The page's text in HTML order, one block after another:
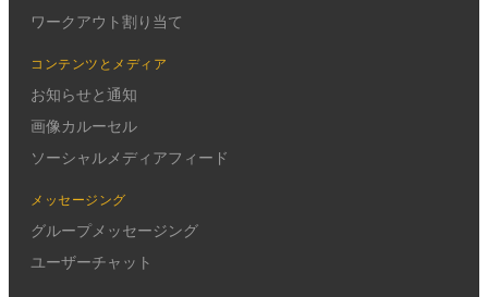
ワークアウト割り当て
コンテンツとメディア
お知らせと通知
画像カルーセル
ソーシャルメディアフィード
メッセージング
グループメッセージング
ユーザーチャット